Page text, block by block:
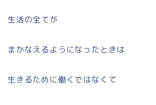
生活の全てが
まかなえるようになったときは
生きるために働くではなくて